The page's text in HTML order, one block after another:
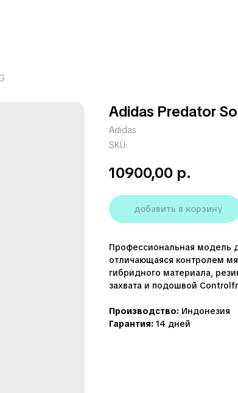
Adidas Predator
Adidas
SKU:
10900,00 р.
добавить в корзину
Профессиональная модель
отличающаяся контролем
гибридного материала,
захвата и подошвой
Производство: Индонезия
Гарантия: 14 дней